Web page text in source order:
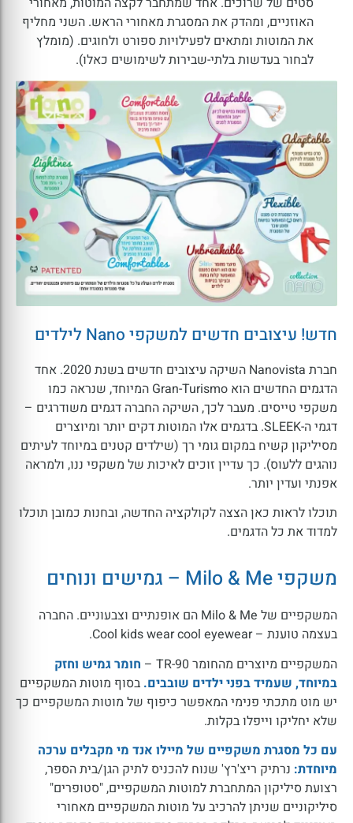
האוזניים, ומהדק את המסגרת מאחורי הראש. השני מחליף
את המוטות ומתאים לפעילויות ספורט ולחוגים. (מומלץ
לבחור בעדשות בלתי-שבירות לשימושים כאלו).
חדש! עיצובים חדשים למשקפי Nano לילדים
חברת Nanovista השיקה עיצובים חדשים בשנת 2020. אחד
הדגמים החדשים הוא Gran-Turismo המיוחד, שנראה כמו
משקפי טייסים. מעבר לכך, השיקה החברה דגמים משודרגים –
דגמי ה-SLEEK. בדגמים אלו המוטות דקים יותר ומיוצרים
מסיליקון קשיח במקום גומי רך (שילדים קטנים במיוחד לעיתים
נוהגים ללעוס). כך עדיין זוכים לאיכות של משקפי ננו, ולמראה
אפנתי ועדין יותר.
תוכלו לראות כאן הצצה לקולקציה החדשה, ובחנות כמובן תוכלו
למדוד את כל הדגמים.
משקפי Milo & Me – גמישים ונוחים
המשקפיים של Milo & Me הם אופנתיים וצבעוניים. החברה
בעצמה טוענת – Cool kids wear cool eyewear.
המשקפיים מיוצרים מהחומר TR-90 –
חומר גמיש וחזק
במיוחד, שעמיד בפני ילדים שובבים. בסוף מוטות המשקפיים
יש מוט מתכתי פנימי המאפשר כיפוף של מוטות המשקפיים כך
שלא יחליקו וייפלו בקלות.
עם כל מסגרת משקפיים של מיילו אנד מי מקבלים ערכה
מיוחדת: נרתיק ריצ'רץ' שנוח להכניס לתיק הגן/בית הספר,
רצועת סיליקון המתחברת למוטות המשקפיים, "סטופרים"
סיליקוניים שניתן להרכיב על מוטות המשקפיים מאחורי